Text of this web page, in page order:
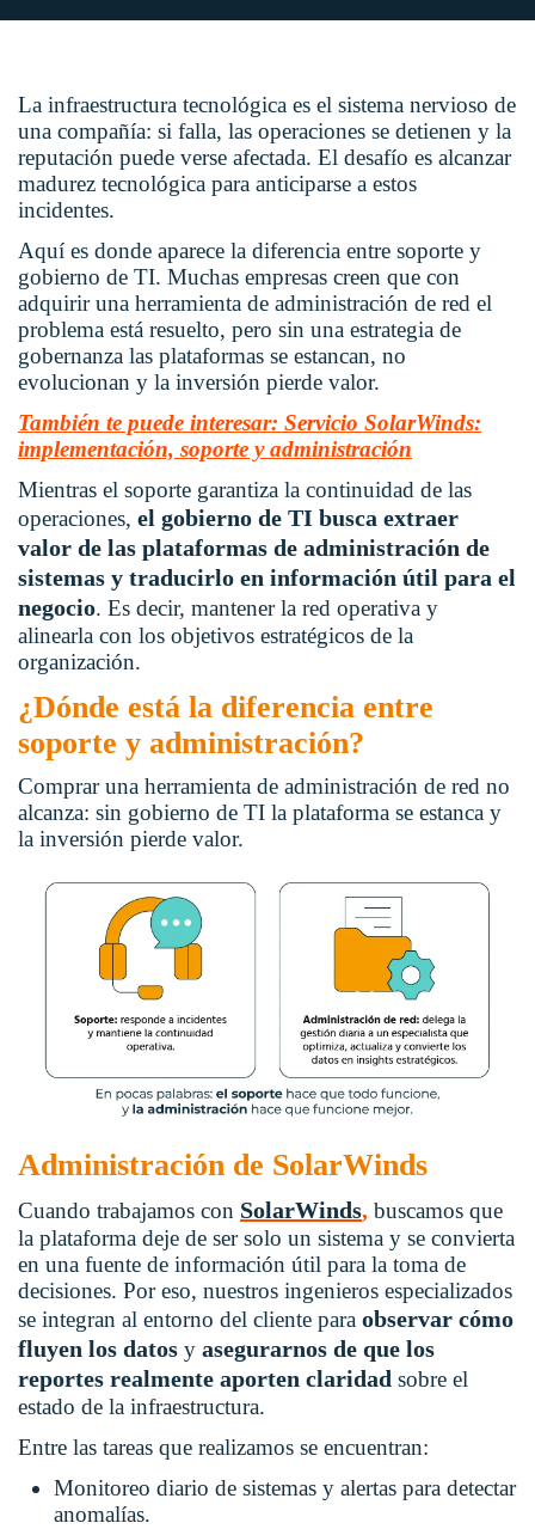
La infraestructura tecnológica es el sistema nervioso de
una compañía: si falla, las operaciones se detienen y la
reputación puede verse afectada. El desafío es alcanzar
madurez tecnológica para anticiparse a estos
incidentes.
Aquí es donde aparece la diferencia entre soporte y
gobierno de TI. Muchas empresas creen que con
adquirir una herramienta de administración de red el
problema está resuelto, pero sin una estrategia de
gobernanza las plataformas se estancan, no
evolucionan y la inversión pierde valor.
También te puede interesar: Servicio SolarWinds:
implementación, soporte y administración
Mientras el soporte garantiza la continuidad de las
operaciones, el gobierno de TI busca extraer
valor de las plataformas de administración de
sistemas y traducirlo en información útil para el
negocio. Es decir, mantener la red operativa y
alinearla con los objetivos estratégicos de la
organización.
¿Dónde está la diferencia entre
soporte y administración?
Comprar una herramienta de administración de red no
alcanza: sin gobierno de TI la plataforma se estanca y
la inversión pierde valor.
Administración de SolarWinds
Cuando trabajamos con SolarWinds, buscamos que
la plataforma deje de ser solo un sistema y se convierta
en una fuente de información útil para la toma de
decisiones. Por eso, nuestros ingenieros especializados
se integran al entorno del cliente para observar cómo
fluyen los datos y asegurarnos de que los
reportes realmente aporten claridad sobre el
estado de la infraestructura.
Entre las tareas que realizamos se encuentran:
Monitoreo diario de sistemas y alertas para detectar
anomalías.